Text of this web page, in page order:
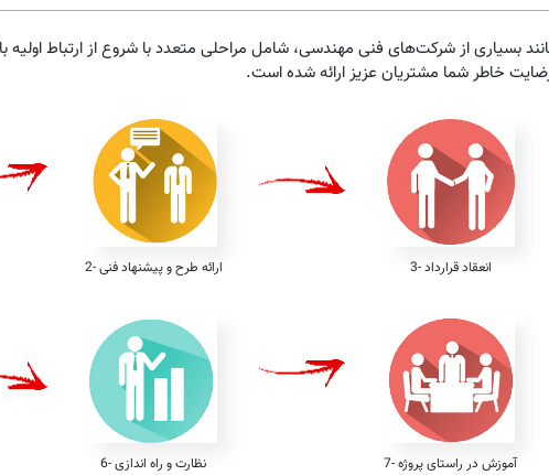
بسیاری از شرکت‌های فنی مهندسی، شامل مراحلی متعدد با شروع از ارتباط اولیه
خاطر شما مشتریان عزیز ارائه شده است.
2- ارائه طرح و پیشنهاد فنی 3- انعقاد قرارداد
6- نظارت و راه اندازی 7- آموزش در راستای پروژه